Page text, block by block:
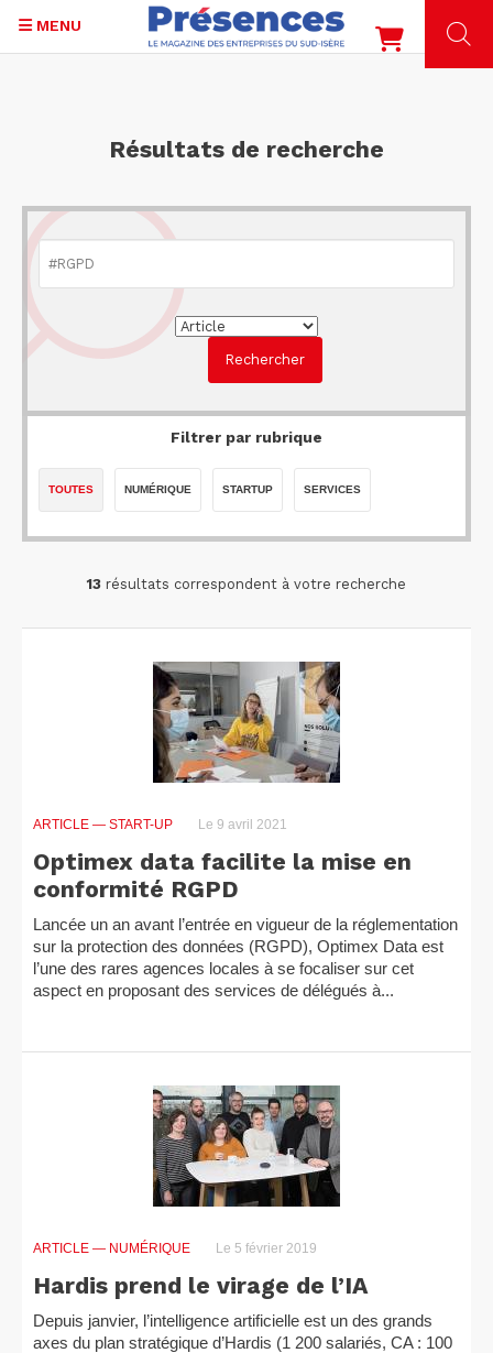
MENU
Résultats de recherche
Filtrer par rubrique
TOUTES NUMÉRIQUE STARTUP SERVICES
13 résultats correspondent à votre recherche
ARTICLE — START-UP Le 9 avril 2021
Optimex data facilite la mise en
conformité RGPD
Lancée un an avant l’entrée en vigueur de la réglementation
sur la protection des données (RGPD), Optimex Data est
l’une des rares agences locales à se focaliser sur cet
aspect en proposant des services de délégués à...
ARTICLE — NUMÉRIQUE Le 5 février 2019
Hardis prend le virage de l’IA
Depuis janvier, l’intelligence artificielle est un des grands
axes du plan stratégique d’Hardis (1 200 salariés, CA : 100